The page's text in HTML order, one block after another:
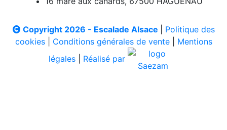
Copyright 2026 - Escalade Alsace
Politique des
cookies| Conditions générales de vente| Mentions
légales
Réalisé par